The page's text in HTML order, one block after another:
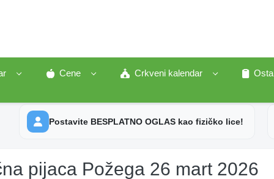
Cene Crkveni kalendar
Postavite BESPLATNO OGLAS kao fizičko lice!
pijaca Požega 26 mart 2026